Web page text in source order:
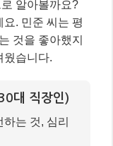
신의 강점인
니다.
건강 서비스
장도 꾸준히